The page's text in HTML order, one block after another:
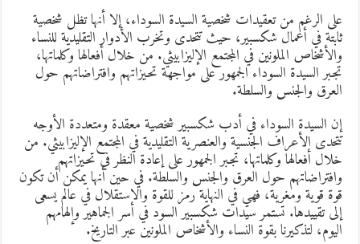
الرغم من تعقيدات شخصية السيدة السوداء، إلا أنها تظل شخصية
في أعمال شكسبير، حيث تتحدى وتخرب الأدوار التقليدية للنساء
الملونين في المجتمع الإليزابيثي. من خلال أفعالها وكلماتها،
السيدة السوداء الجمهور على مواجهة تحيزاتهم وافتراضاتهم حول
والجنس والسلطة.
السيدة السوداء في أدب شكسبير شخصية معقدة ومتعددة الأوجه
الأعراف الجنسية والعنصرية التقليدية في المجتمع الإليزابيثي. من
أفعالها وكلماتها، تجبر الجمهور على إعادة النظر في تحيزاتهم
حول العرق والجنس والسلطة. في حين أنها يمكن أن تكون
قوية ومغرية، فهي في النهاية رمز للقوة والاستقلال في عالم يسعى
تقييدها. تستمر سيدات شكسبير السود في أسر الجماهير وإلهامهم
لتذكيرنا بقوة النساء والأشخاص الملونين عبر التاريخ.